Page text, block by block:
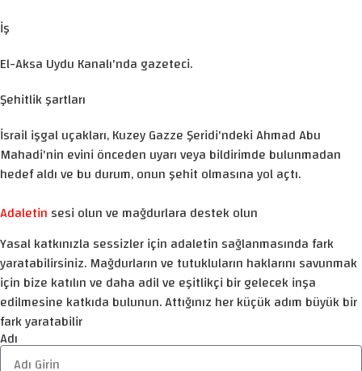
İş
El-Aksa Uydu Kanalı'nda gazeteci.
Şehitlik şartları
İsrail işgal uçakları, Kuzey Gazze Şeridi'ndeki Ahmad Abu
Mahadi'nin evini önceden uyarı veya bildirimde bulunmadan
hedef aldı ve bu durum, onun şehit olmasına yol açtı.
Adaletin sesi olun ve mağdurlara destek olun
Yasal katkınızla sessizler için adaletin sağlanmasında fark
yaratabilirsiniz. Mağdurların ve tutukluların haklarını savunmak
için bize katılın ve daha adil ve eşitlikçi bir gelecek inşa
edilmesine katkıda bulunun. Attığınız her küçük adım büyük bir
fark yaratabilir
Adı